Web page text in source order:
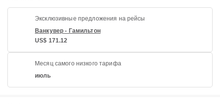
Эксклюзивные предложения на рейсы
Ванкувер - Гамильтон
US$ 171.12
Месяц самого низкого тарифа
июль